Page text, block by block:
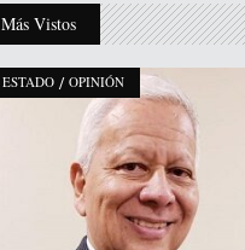
Más Vistos
ESTADO / OPINIÓN